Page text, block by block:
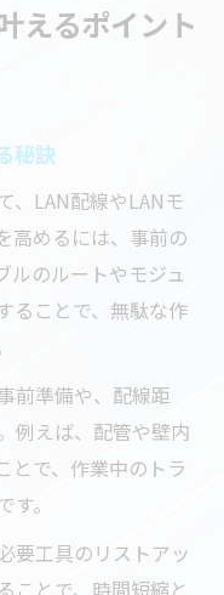
えるポイント
秘訣
、LAN配線やLANモ
高めるには、事前の
ルのルートやモジュ
ることで、無駄な作
前準備や、配線距
例えば、配管や壁内
とで、作業中のトラ
。
要工具のリストアッ
ことで、時間短縮と